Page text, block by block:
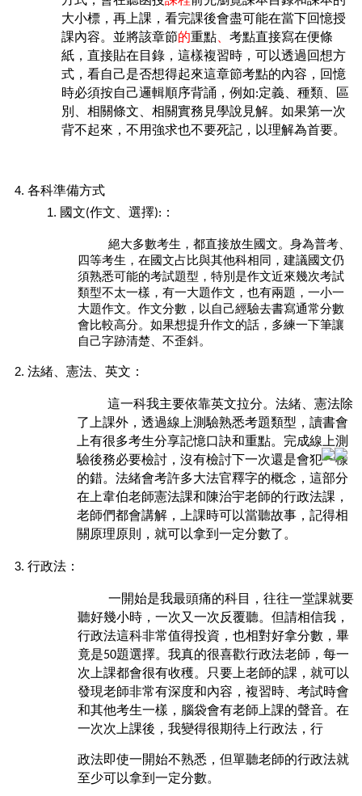
大小標，再上課，看完課後會盡可能在當下回憶授
課內容。並將該章節的重點、 考點直接寫在便條
紙，直接貼在目錄，這樣複習時，可以透過回想方
式，看自己是否想得起來這章節考點的內容，回憶
時必須按自己邏輯順序背誦，例如:定義、種類、區
別、相關條文、相關實務見學說見解。如果第一次
背不起來，不用強求也不要死記，以理解為首要。
各科準備方式
國文(作文、選擇):：
絕大多數考生，都直接放生國文。身為普考、
四等考生，在國文占比與其他科相同，建議國文仍
須熟悉可能的考試題型，特別是作文近來幾次考試
類型不太一樣，有一大題作文，也有兩題，一小一
大題作文。作文分數，以自己經驗去書寫通常分數
會比較高分。如果想提升作文的話，多練一下筆讓
自己字跡清楚、不歪斜。
法緒、憲法、英文：
這一科我主要依靠英文拉分。法緒、憲法除
了上課外，透過線上測驗熟悉考題類型，讀書會
上有很多考生分享記憶口訣和重點。完成線上測
驗後務必要檢討，沒有檢討下一次還是會犯一樣
的錯。法緒會考許多大法官釋字的概念，這部分
在上韋伯老師憲法課和陳治宇老師的行政法課，
老師們都會講解，上課時可以當聽故事，記得相
關原理原則，就可以拿到一定分數了。
行政法：
一開始是我最頭痛的科目，往往一堂課就要
聽好幾小時，一次又一次反覆聽。但請相信我，
行政法這科非常值得投資，也相對好拿分數，畢
竟是50題選擇。我真的很喜歡行政法老師，每一
次上課都會很有收穫。只要上老師的課，就可以
發現老師非常有深度和內容，複習時、考試時會
和其他考生一樣，腦袋會有老師上課的聲音。在
一次次上課後，我變得很期待上行政法，行
政法即使一開始不熟悉，但單聽老師的行政法就
至少可以拿到一定分數。